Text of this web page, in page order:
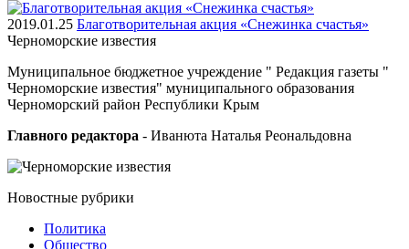
2019.01.25 Благотворительная акция «Снежинка счастья»
Черноморские известия
Муниципальное бюджетное учреждение " Редакция газеты "
Черноморские известия" муниципального образования
Черноморский район Республики Крым
Главного редактора - Иванюта Наталья Реональдовна
Новостные рубрики
Политика
Общество